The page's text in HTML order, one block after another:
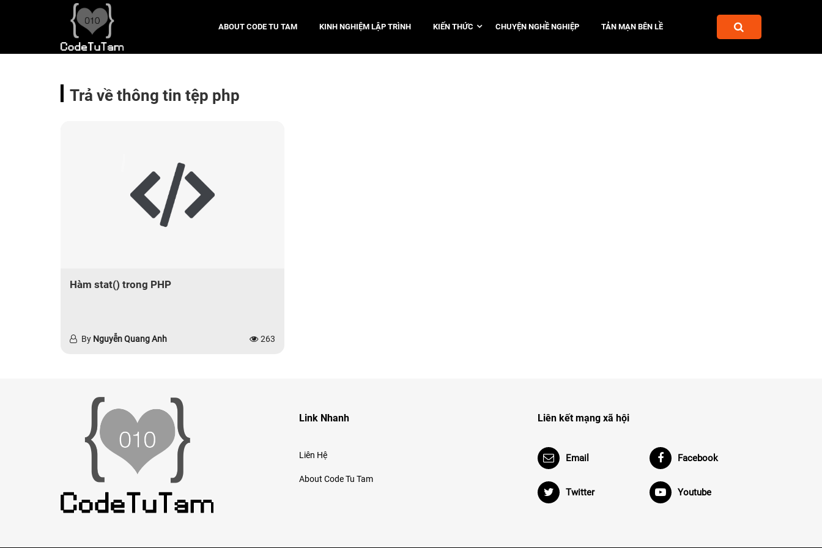
ABOUT CODE TU TAM KINH NGHIỆM LẬP TRÌNH KIẾN THỨC CHUYỆN NGHỀ NGHIỆP TẢN MẠN BÊN LỀ
Trả về thông tin tệp php
Hàm stat() trong PHP
By Nguyễn Quang Anh 263
Link Nhanh
Liên Hệ
About Code Tu Tam
Liên kết mạng xã hội
Email Facebook
Twitter Youtube